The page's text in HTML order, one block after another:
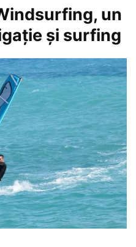
un
și surfing